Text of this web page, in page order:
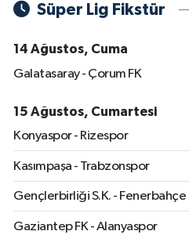
Süper Lig Fikstür
14 Ağustos, Cuma
Galatasaray - Çorum FK
15 Ağustos, Cumartesi
Konyaspor - Rizespor
Kasımpaşa - Trabzonspor
Gençlerbirliği S.K. - Fenerbahçe
Gaziantep FK - Alanyaspor